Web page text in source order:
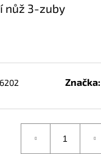
nůž 3-zuby
Značka: